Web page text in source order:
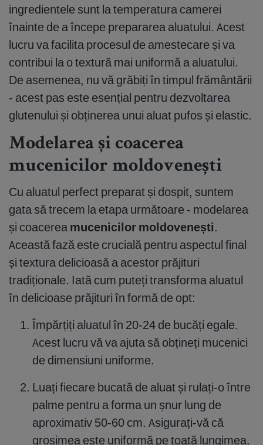
ingredientele sunt la temperatura camerei
înainte de a începe prepararea aluatului. Acest
lucru va facilita procesul de amestecare și va
contribui la o textură mai uniformă a aluatului.
De asemenea, nu vă grăbiți în timpul frământării
- acest pas este esențial pentru dezvoltarea
glutenului și obținerea unui aluat pufos și elastic.
Modelarea și coacerea
mucenicilor moldovenești
Cu aluatul perfect preparat și dospit, suntem
gata să trecem la etapa următoare - modelarea
și coacerea mucenicilor moldovenești.
Această fază este crucială pentru aspectul final
și textura delicioasă a acestor prăjituri
tradiționale. Iată cum puteți transforma aluatul
în delicioase prăjituri în formă de opt:
Împărțiți aluatul în 20-24 de bucăți egale.
Acest lucru vă va ajuta să obțineți mucenici
de dimensiuni uniforme.
Luați fiecare bucată de aluat și rulați-o între
palme pentru a forma un șnur lung de
aproximativ 50-60 cm. Asigurați-vă că
grosimea este uniformă pe toată lungimea.